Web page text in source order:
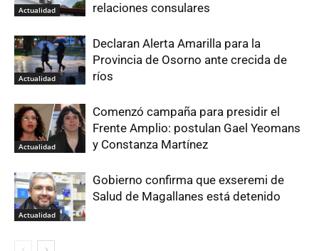
Actualidad
relaciones consulares
Actualidad
Declaran Alerta Amarilla para la
Provincia de Osorno ante crecida de
ríos
Actualidad
Comenzó campaña para presidir el
Frente Amplio: postulan Gael Yeomans
y Constanza Martínez
Actualidad
Gobierno confirma que exseremi de
Salud de Magallanes está detenido